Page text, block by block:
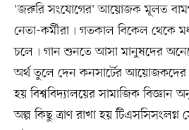
'জরুরি সংযোগের' আয়োজক মূলত
নেতা-কর্মীরা৷ গতকাল বিকেল থেকে
চলে৷ গান শুনতে আসা মানুষদের
অর্থ তুলে দেন কনসার্টের আয়োজকদের
হয় বিশ্ববিদ্যালয়ের সামাজিক
অল্প কিছু ত্রাণ রাখা হয় টিএসসিসংলগ্ন